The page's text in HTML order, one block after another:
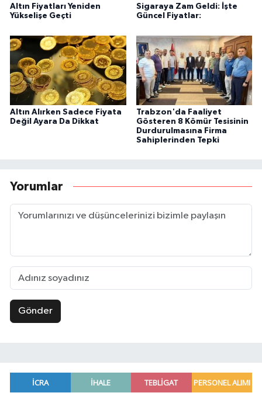
Altın Fiyatları Yeniden
Yükselişe Geçti
Sigaraya Zam Geldi: İşte
Güncel Fiyatlar:
Altın Alırken Sadece Fiyata
Değil Ayara Da Dikkat
Trabzon'da Faaliyet
Gösteren 8 Kömür Tesisinin
Durdurulmasına Firma
Sahiplerinden Tepki
Yorumlar
Gönder